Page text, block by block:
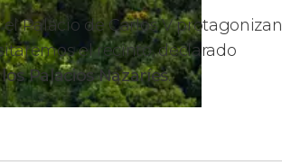
Palacio de Carlos V protagonizan
el recinto, declarado
Palacios Nazaríes.